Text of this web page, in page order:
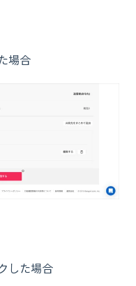
場合
した場合